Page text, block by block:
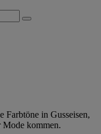
Farbtöne in Gusseisen,
Mode kommen.